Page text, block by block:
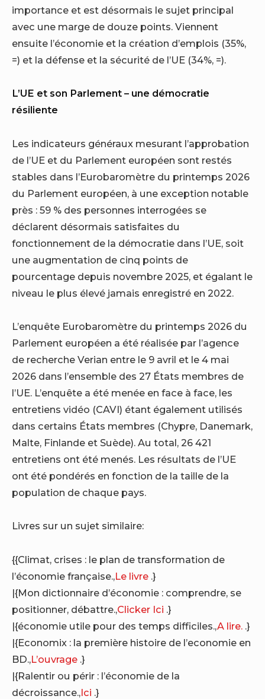
importance et est désormais le sujet principal
avec une marge de douze points. Viennent
ensuite l’économie et la création d’emplois (35%,
=) et la défense et la sécurité de l’UE (34%, =).
L’UE et son Parlement – ​​une démocratie
résiliente
Les indicateurs généraux mesurant l’approbation
de l’UE et du Parlement européen sont restés
stables dans l’Eurobaromètre du printemps 2026
du Parlement européen, à une exception notable
près : 59 % des personnes interrogées se
déclarent désormais satisfaites du
fonctionnement de la démocratie dans l’UE, soit
une augmentation de cinq points de
pourcentage depuis novembre 2025, et égalant le
niveau le plus élevé jamais enregistré en 2022.
L’enquête Eurobaromètre du printemps 2026 du
Parlement européen a été réalisée par l’agence
de recherche Verian entre le 9 avril et le 4 mai
2026 dans l’ensemble des 27 États membres de
l’UE. L’enquête a été menée en face à face, les
entretiens vidéo (CAVI) étant également utilisés
dans certains États membres (Chypre, Danemark,
Malte, Finlande et Suède). Au total, 26 421
entretiens ont été menés. Les résultats de l’UE
ont été pondérés en fonction de la taille de la
population de chaque pays.
Livres sur un sujet similaire:
{{Climat, crises : le plan de transformation de
l’économie française.,Le livre .}
|{Mon dictionnaire d’économie : comprendre, se
positionner, débattre.,Clicker Ici .}
|{économie utile pour des temps difficiles.,A lire. .}
|{Economix : la première histoire de l’economie en
BD.,L’ouvrage .}
|{Ralentir ou périr : l’économie de la
décroissance.,Ici .}